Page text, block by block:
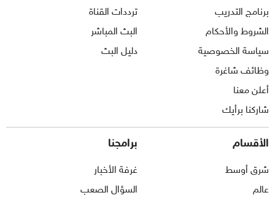
برنامج التدريب
الشروط والأحكام
سياسة الخصوصية
وظائف شاغرة
أعلن معنا
شاركنا برأيك
ترددات القناة
البث المباشر
دليل البث
الأقسام
شرق أوسط
عالم
برامجنا
غرفة الأخبار
السؤال الصعب